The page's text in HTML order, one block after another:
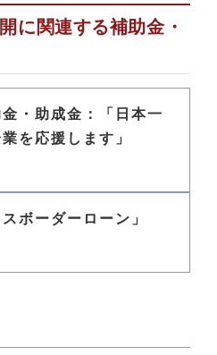
に関連する補助金・
金・助成金：「日本一
を応援します」
ボーダーローン」